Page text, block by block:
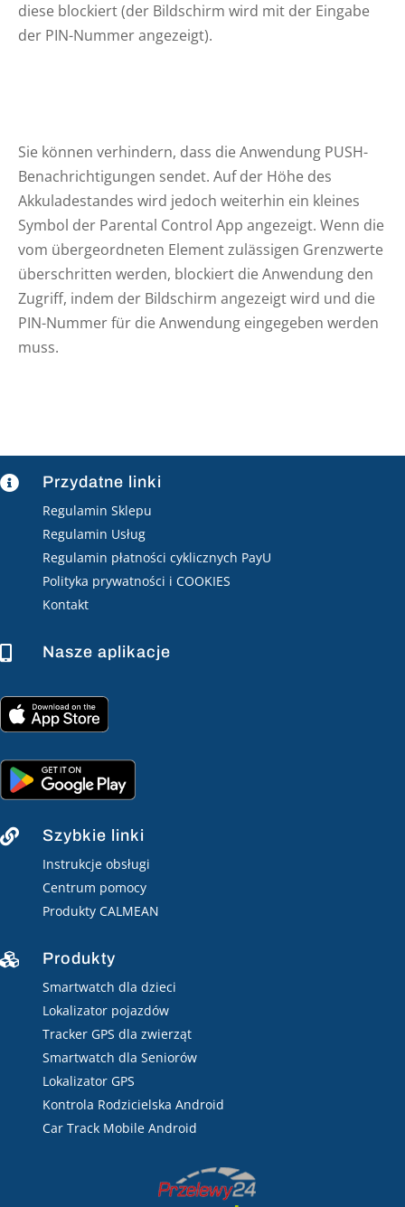
diese blockiert (der Bildschirm wird mit der Eingabe
der PIN-Nummer angezeigt).
Sie können verhindern, dass die Anwendung PUSH-
Benachrichtigungen sendet. Auf der Höhe des
Akkuladestandes wird jedoch weiterhin ein kleines
Symbol der Parental Control App angezeigt. Wenn die
vom übergeordneten Element zulässigen Grenzwerte
überschritten werden, blockiert die Anwendung den
Zugriff, indem der Bildschirm angezeigt wird und die
PIN-Nummer für die Anwendung eingegeben werden
muss.
 Przydatne linki
Regulamin Sklepu
Regulamin Usług
Regulamin płatności cyklicznych PayU
Polityka prywatności i COOKIES
Kontakt
 Nasze aplikacje
 Szybkie linki
Instrukcje obsługi
Centrum pomocy
Produkty CALMEAN
 Produkty
Smartwatch dla dzieci
Lokalizator pojazdów
Tracker GPS dla zwierząt
Smartwatch dla Seniorów
Lokalizator GPS
Kontrola Rodzicielska Android
Car Track Mobile Android